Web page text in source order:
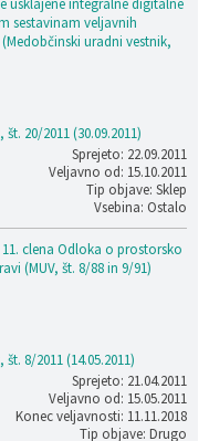
usklajene integralne digitalne
sestavinam veljavnih
uradni vestnik,
20/2011 (30.09.2011)
Sprejeto: 22.09.2011
Veljavno od: 15.10.2011
Tip objave: Sklep
Vsebina: Ostalo
clena Odloka o prostorsko
(MUV, št. 8/88 in 9/91)
8/2011 (14.05.2011)
Sprejeto: 21.04.2011
Veljavno od: 15.05.2011
Konec veljavnosti: 11.11.2018
Tip objave: Drugo